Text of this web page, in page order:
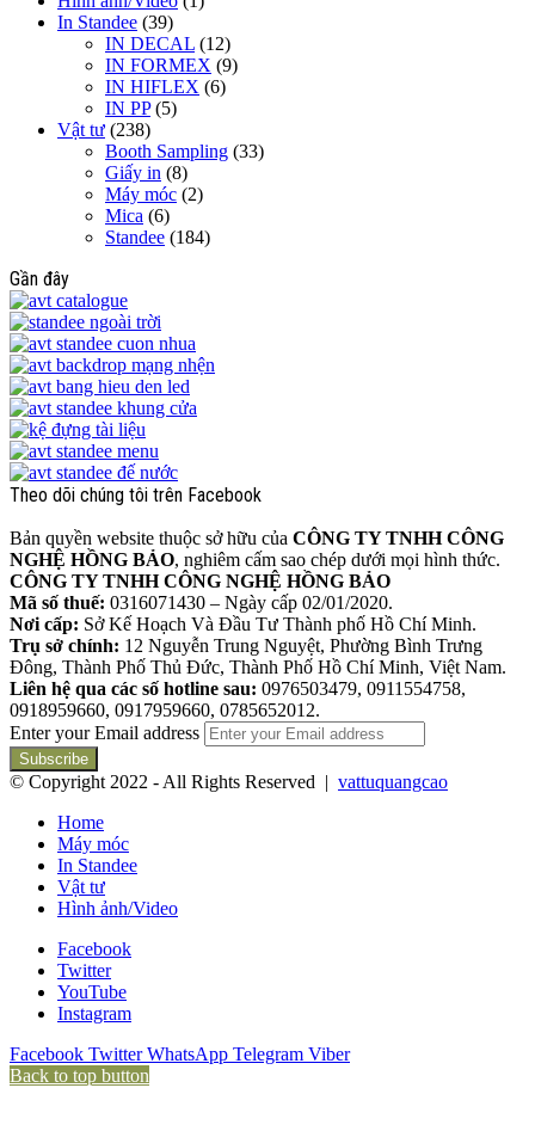
In Standee (39)
IN DECAL (12)
IN FORMEX (9)
IN HIFLEX (6)
IN PP(5)
Vật tư (238)
Booth Sampling (33)
Giấy in (8)
Máy móc (2)
Mica (6)
Standee (184)
Gần đây
Theo dõi chúng tôi trên Facebook
Bản quyền website thuộc sở hữu của CÔNG TY TNHH CÔNG
NGHỆ HỒNG BẢO, nghiêm cấm sao chép dưới mọi hình thức.
CÔNG TY TNHH CÔNG NGHỆ HỒNG BẢO
Mã số thuế: 0316071430 – Ngày cấp 02/01/2020.
Nơi cấp: Sở Kế Hoạch Và Đầu Tư Thành phố Hồ Chí Minh.
Trụ sở chính: 12 Nguyễn Trung Nguyệt, Phường Bình Trưng
Đông, Thành Phố Thủ Đức, Thành Phố Hồ Chí Minh, Việt Nam.
Liên hệ qua các số hotline sau: 0976503479, 0911554758,
0918959660, 0917959660, 0785652012.
Enter your Email address
© Copyright 2022 - All Rights Reserved | vattuquangcao
Home
Máy móc
In Standee
Vật tư
Hình ảnh/Video
Facebook
Twitter
YouTube
Instagram
Facebook Twitter WhatsApp Telegram Viber
Back to top button